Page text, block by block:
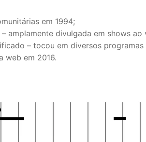
em 1994;
amplamente divulgada em shows ao
– tocou em diversos
web em 2016.